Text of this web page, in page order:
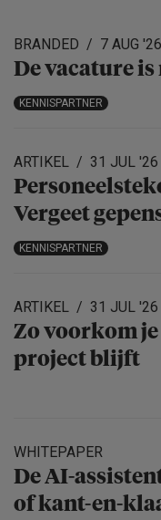
BRANDED 7 AUG '26
De vacature
KENNISPARTNER
ARTIKEL 31 JUL '26
Vergeet
KENNISPARTNER
ARTIKEL 31 JUL '26
Zo voorkom
project blijft
WHITEPAPER
De AI-
of kant-en-